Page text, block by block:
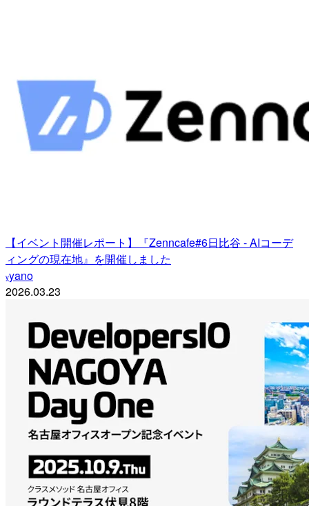
【イベント開催レポート】『Zenncafe#6日比谷 - AIコーデ
ィングの現在地』を開催しました
yyano
2026.03.23